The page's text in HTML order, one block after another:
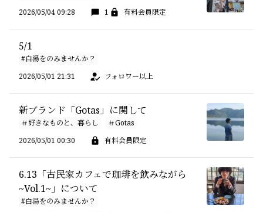
2026/05/04 09:28
1 有料会員限定
5/1
#白湯をのみませんか？
2026/05/01 21:31
フォロワー以上
新ブランド「Gotas」に関して
＃好きなものと、暮らし
＃Gotas
2026/05/01 00:30
有料会員限定
6.13「古民家カフェで珈琲を飲みながら
~Vol.1~」について
#白湯をのみませんか？